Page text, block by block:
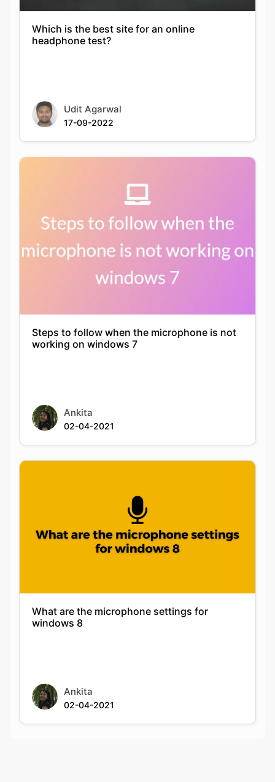
Which is the best site for an online
headphone test?
Udit Agarwal
17-09-2022
Steps to follow when the microphone is not
working on windows 7
Ankita
02-04-2021
What are the microphone settings for
windows 8
Ankita
02-04-2021